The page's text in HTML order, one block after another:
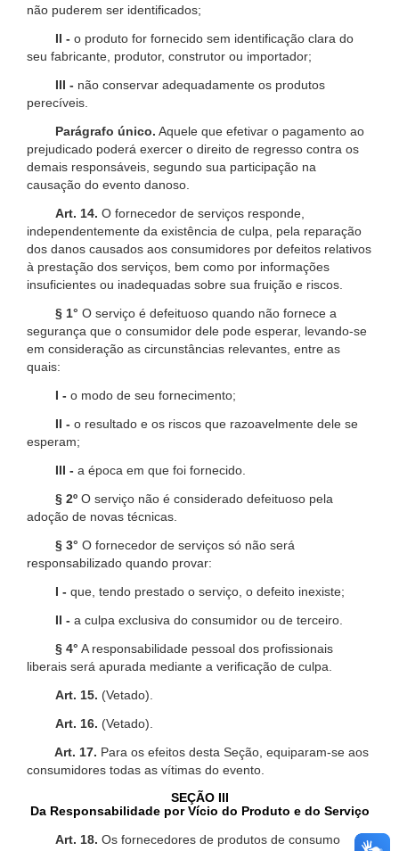
não puderem ser identificados;
II - o produto for fornecido sem identificação clara do
seu fabricante, produtor, construtor ou importador;
III - não conservar adequadamente os produtos
perecíveis.
Parágrafo único. Aquele que efetivar o pagamento ao
prejudicado poderá exercer o direito de regresso contra os
demais responsáveis, segundo sua participação na
causação do evento danoso.
Art. 14. O fornecedor de serviços responde,
independentemente da existência de culpa, pela reparação
dos danos causados aos consumidores por defeitos relativos
à prestação dos serviços, bem como por informações
insuficientes ou inadequadas sobre sua fruição e riscos.
§ 1° O serviço é defeituoso quando não fornece a
segurança que o consumidor dele pode esperar, levando-se
em consideração as circunstâncias relevantes, entre as
quais:
I - o modo de seu fornecimento;
II - o resultado e os riscos que razoavelmente dele se
esperam;
III - a época em que foi fornecido.
§ 2º O serviço não é considerado defeituoso pela
adoção de novas técnicas.
§ 3° O fornecedor de serviços só não será
responsabilizado quando provar:
I - que, tendo prestado o serviço, o defeito inexiste;
II - a culpa exclusiva do consumidor ou de terceiro.
§ 4° A responsabilidade pessoal dos profissionais
liberais será apurada mediante a verificação de culpa.
Art. 15. (Vetado).
Art. 16. (Vetado).
Art. 17. Para os efeitos desta Seção, equiparam-se aos
consumidores todas as vítimas do evento.
SEÇÃO III
Da Responsabilidade por Vício do Produto e do Serviço
Art. 18. Os fornecedores de produtos de consumo